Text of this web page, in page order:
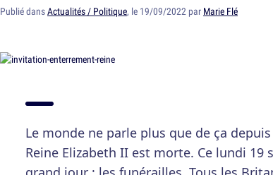
Publié dansActualités / Politique, le 19/09/2022 par Marie Flé
Le monde ne parle plus que de ça
Reine Elizabeth II est morte. Ce lundi 19